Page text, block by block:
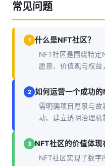
常见问题
1 什么是NFT社区？
NFT社区是围绕特定
愿景、价值观与权益
2 如何运营一个成功的
需明确项目愿景与
动、建立透明治理机
3 NFT社区的价值体现
NFT社区实现了数字